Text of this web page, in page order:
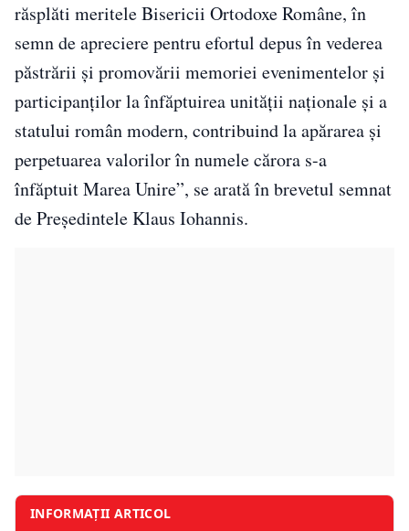
răsplăti meritele Bisericii Ortodoxe Române, în
semn de apreciere pentru efortul depus în vederea
păstrării și promovării memoriei evenimentelor și
participanților la înfăptuirea unității naționale și a
statului român modern, contribuind la apărarea și
perpetuarea valorilor în numele cărora s-a
înfăptuit Marea Unire”, se arată în brevetul semnat
de Președintele Klaus Iohannis.
INFORMAȚII ARTICOL